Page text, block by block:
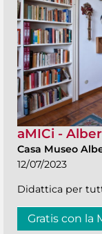
aMICi -
Casa Museo
12/07/2023
Didattica per
Gratis con la